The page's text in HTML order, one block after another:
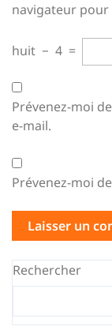
navigateur
huit − 4 =
Prévenez-moi
e-mail.
Prévenez-moi
Rechercher